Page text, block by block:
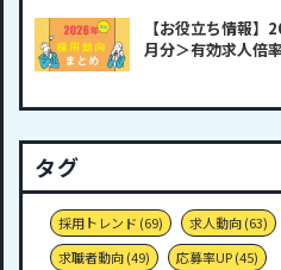
【お役立ち情報
月分＞有効求人倍
タグ
採用トレンド (69) 求人動向(63)
求職者動向(49) 応募率UP(45)